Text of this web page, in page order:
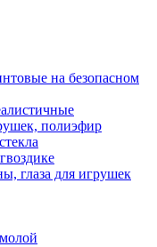
на безопасном
полиэфир
глаза для игрушек